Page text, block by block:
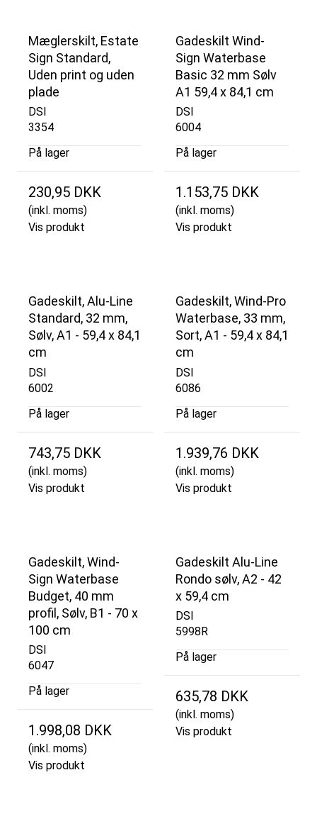
Mæglerskilt, Estate
Sign Standard,
Uden print og uden
plade
DSI
3354
På lager
230,95 DKK
(inkl. moms)
Vis produkt
Gadeskilt Wind-
Sign Waterbase
Basic 32 mm Sølv
A1 59,4 x 84,1 cm
DSI
6004
På lager
1.153,75 DKK
(inkl. moms)
Vis produkt
Gadeskilt, Alu-Line
Standard, 32 mm,
Sølv, A1 - 59,4 x 84,1
cm
DSI
6002
På lager
743,75 DKK
(inkl. moms)
Vis produkt
Gadeskilt, Wind-Pro
Waterbase, 33 mm,
Sort, A1 - 59,4 x 84,1
cm
DSI
6086
På lager
1.939,76 DKK
(inkl. moms)
Vis produkt
Gadeskilt, Wind-
Sign Waterbase
Budget, 40 mm
profil, Sølv, B1 - 70 x
100 cm
DSI
6047
På lager
1.998,08 DKK
(inkl. moms)
Vis produkt
Gadeskilt Alu-Line
Rondo sølv, A2 - 42
x 59,4 cm
DSI
5998R
På lager
635,78 DKK
(inkl. moms)
Vis produkt